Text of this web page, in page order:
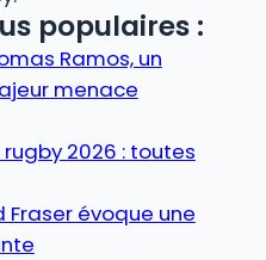
populaires :
Ramos, un
menace
2026 : toutes
Fraser évoque une